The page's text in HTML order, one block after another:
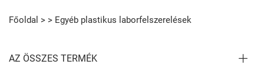
Főoldal > > Egyéb plastikus laborfelszerelések
AZ ÖSSZES TERMÉK